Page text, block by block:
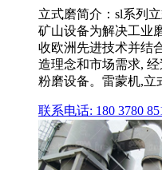
立式磨简介：sl系列
矿山设备为解决工业
收欧洲先进技术并结
造理念和市场需求,
粉磨设备。雷蒙机,立
联系电话: 180 3780